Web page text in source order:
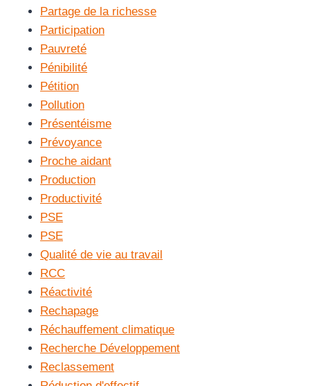
Partage de la richesse
Participation
Pauvreté
Pénibilité
Pétition
Pollution
Présentéisme
Prévoyance
Proche aidant
Production
Productivité
PSE
PSE
Qualité de vie au travail
RCC
Réactivité
Rechapage
Réchauffement climatique
Recherche Développement
Reclassement